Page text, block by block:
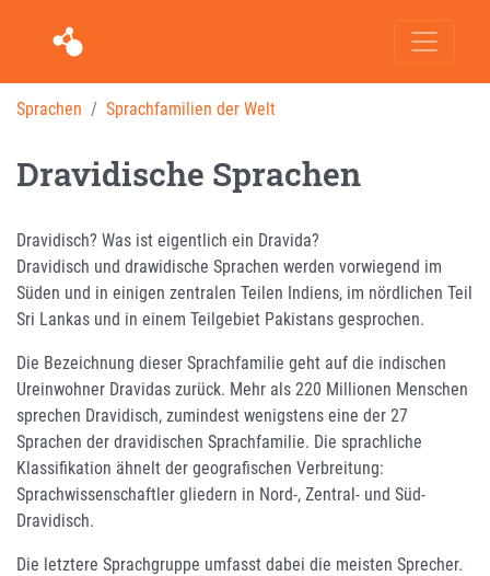
Sprachen Sprachfamilien der Welt
Dravidische Sprachen
Dravidisch? Was ist eigentlich ein Dravida?
Dravidisch und drawidische Sprachen werden vorwiegend im
Süden und in einigen zentralen Teilen Indiens, im nördlichen Teil
Sri Lankas und in einem Teilgebiet Pakistans gesprochen.
Die Bezeichnung dieser Sprachfamilie geht auf die indischen
Ureinwohner Dravidas zurück. Mehr als 220 Millionen Menschen
sprechen Dravidisch, zumindest wenigstens eine der 27
Sprachen der dravidischen Sprachfamilie. Die sprachliche
Klassifikation ähnelt der geografischen Verbreitung:
Sprachwissenschaftler gliedern in Nord-, Zentral- und Süd-
Dravidisch.
Die letztere Sprachgruppe umfasst dabei die meisten Sprecher.